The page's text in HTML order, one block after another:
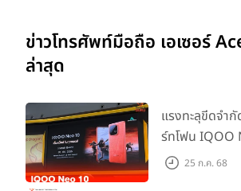
ข่าวโทรศัพท์มือถือ เอเซอร์
ล่าสุด
แรงทะลุขีดจำ
ร์ทโฟน IQOO
แม็กซ์ในทุกแมต
25 ก.ค. 68